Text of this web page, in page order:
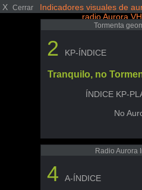
X Cerrar
Indicadores visuales de
radio Aurora
Tormenta
2 KP-ÍNDICE
Tranquilo, no
ÍNDICE KP-
No
Radio Aurora
4 A-ÍNDICE